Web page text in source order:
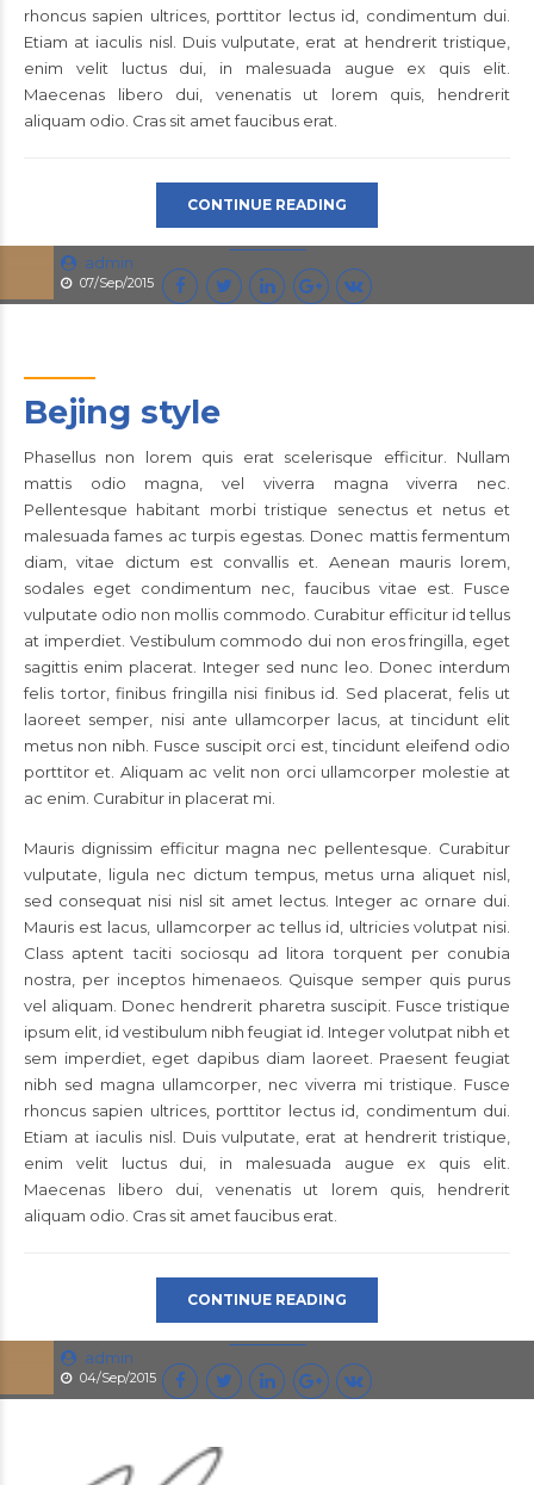
admin
07/Sep/2015
rhoncus sapien ultrices, porttitor lectus id, condimentum dui.
Etiam at iaculis nisl. Duis vulputate, erat at hendrerit tristique,
enim velit luctus dui, in malesuada augue ex quis elit.
Maecenas libero dui, venenatis ut lorem quis, hendrerit
aliquam odio. Cras sit amet faucibus erat.
CONTINUE READING
admin
04/Sep/2015
Bejing style
Phasellus non lorem quis erat scelerisque efficitur. Nullam
mattis odio magna, vel viverra magna viverra nec.
Pellentesque habitant morbi tristique senectus et netus et
malesuada fames ac turpis egestas. Donec mattis fermentum
diam, vitae dictum est convallis et. Aenean mauris lorem,
sodales eget condimentum nec, faucibus vitae est. Fusce
vulputate odio non mollis commodo. Curabitur efficitur id tellus
at imperdiet. Vestibulum commodo dui non eros fringilla, eget
sagittis enim placerat. Integer sed nunc leo. Donec interdum
felis tortor, finibus fringilla nisi finibus id. Sed placerat, felis ut
laoreet semper, nisi ante ullamcorper lacus, at tincidunt elit
metus non nibh. Fusce suscipit orci est, tincidunt eleifend odio
porttitor et. Aliquam ac velit non orci ullamcorper molestie at
ac enim. Curabitur in placerat mi.
Mauris dignissim efficitur magna nec pellentesque. Curabitur
vulputate, ligula nec dictum tempus, metus urna aliquet nisl,
sed consequat nisi nisl sit amet lectus. Integer ac ornare dui.
Mauris est lacus, ullamcorper ac tellus id, ultricies volutpat nisi.
Class aptent taciti sociosqu ad litora torquent per conubia
nostra, per inceptos himenaeos. Quisque semper quis purus
vel aliquam. Donec hendrerit pharetra suscipit. Fusce tristique
ipsum elit, id vestibulum nibh feugiat id. Integer volutpat nibh et
sem imperdiet, eget dapibus diam laoreet. Praesent feugiat
nibh sed magna ullamcorper, nec viverra mi tristique. Fusce
rhoncus sapien ultrices, porttitor lectus id, condimentum dui.
Etiam at iaculis nisl. Duis vulputate, erat at hendrerit tristique,
enim velit luctus dui, in malesuada augue ex quis elit.
Maecenas libero dui, venenatis ut lorem quis, hendrerit
aliquam odio. Cras sit amet faucibus erat.
CONTINUE READING